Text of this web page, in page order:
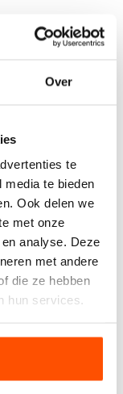
Over
te
te bieden
Ook delen we
met onze
analyse. Deze
met andere
die ze hebben
hun services.
weten?